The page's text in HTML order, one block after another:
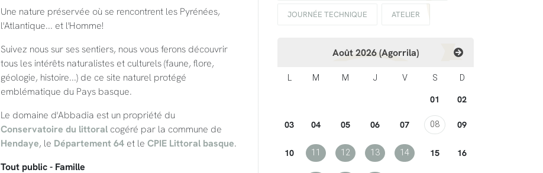
Une nature préservée où se rencontrent les Pyrénées,
l'Atlantique... et l'Homme!
Suivez nous sur ses sentiers, nous vous ferons découvrir
tous les intérêts naturalistes et culturels (faune, flore,
géologie, histoire...) de ce site naturel protégé
emblématique du Pays basque.
Le domaine d'Abbadia est un propriété du
Conservatoire du littoralcogéré par la commune de
Hendaye, le Département 64et le CPIE Littoral basque.
Tout public - Famille
JOURNÉE TECHNIQUE ATELIER
Août 2026 (Agorrila)
L M M J V S D
01 02
03 04 05 06 07 08 09
10 11 12 13 14 15 16